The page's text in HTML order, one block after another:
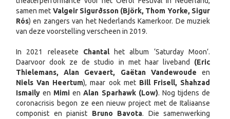
samen met Valgeir Sigurðsson (Björk, Thom Yorke, Sigur
Rós) en zangers van het Nederlands Kamerkoor. De muziek
van deze voorstelling verscheen in 2019.
In 2021 releasete Chantalhet album ‘Saturday Moon’.
Daarvoor dook ze de studio in met haar liveband (Eric
Thielemans, Alan Gevaert, Gaëtan Vandewoude en
Niels Van Heertum), maar ook met Bill Frisell, Shahzad
Ismaily en MimienAlan Sparhawk (Low). Nog tijdens de
coronacrisis begon ze een nieuw project met de Italiaanse
componist en pianist Bruno Bavota. Die samenwerking